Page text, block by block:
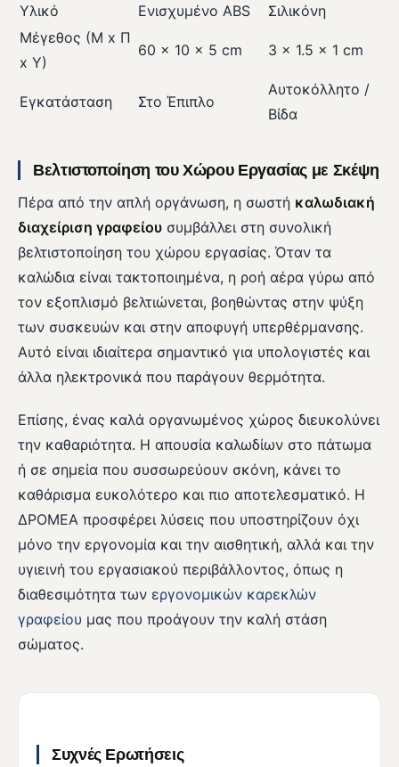
Υλικό Ενισχυμένο ABS
Σιλικόνη
Μέγεθος (Μ x Π
x Υ)
60 x 10 x 5 cm 3 x 1.5 x 1 cm
Εγκατάσταση Στο Έπιπλο
Αυτοκόλλητο /
Βίδα
Βελτιστοποίηση του Χώρου Εργασίας με Σκέψη
Πέρα από την απλή οργάνωση, η σωστή καλωδιακή
διαχείριση γραφείου συμβάλλει στη συνολική
βελτιστοποίηση του χώρου εργασίας. Όταν τα
καλώδια είναι τακτοποιημένα, η ροή αέρα γύρω από
τον εξοπλισμό βελτιώνεται, βοηθώντας στην ψύξη
των συσκευών και στην αποφυγή υπερθέρμανσης.
Αυτό είναι ιδιαίτερα σημαντικό για υπολογιστές και
άλλα ηλεκτρονικά που παράγουν θερμότητα.
Επίσης, ένας καλά οργανωμένος χώρος διευκολύνει
την καθαριότητα. Η απουσία καλωδίων στο πάτωμα
ή σε σημεία που συσσωρεύουν σκόνη, κάνει το
καθάρισμα ευκολότερο και πιο αποτελεσματικό. Η
ΔΡΟΜΕΑ προσφέρει λύσεις που υποστηρίζουν όχι
μόνο την εργονομία και την αισθητική, αλλά και την
υγιεινή του εργασιακού περιβάλλοντος, όπως η
διαθεσιμότητα των εργονομικών καρεκλών
γραφείου μας που προάγουν την καλή στάση
σώματος.
Συχνές Ερωτήσεις